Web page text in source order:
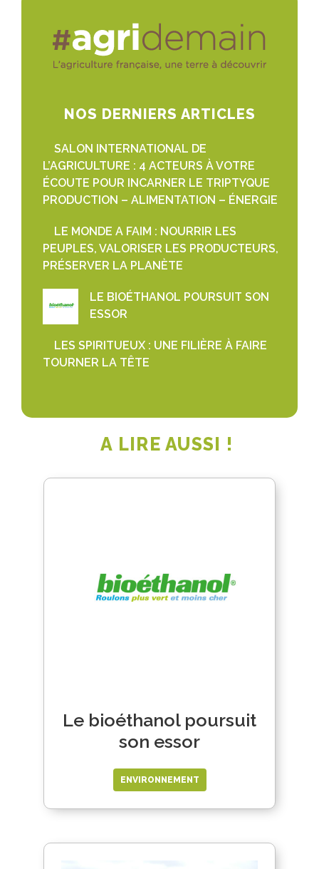
NOS DERNIERS ARTICLES
SALON INTERNATIONAL DE
L’AGRICULTURE : 4 ACTEURS À VOTRE
ÉCOUTE POUR INCARNER LE TRIPTYQUE
PRODUCTION – ALIMENTATION – ÉNERGIE
LE MONDE A FAIM : NOURRIR LES
PEUPLES, VALORISER LES PRODUCTEURS,
PRÉSERVER LA PLANÈTE
LE BIOÉTHANOL POURSUIT SON
ESSOR
LES SPIRITUEUX : UNE FILIÈRE À FAIRE
TOURNER LA TÊTE
A LIRE AUSSI !
Le bioéthanol poursuit
son essor
ENVIRONNEMENT